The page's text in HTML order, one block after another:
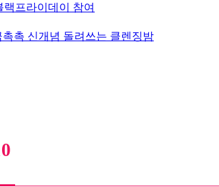
프라이데이 참여
촉 신개념 돌려쓰는 클렌징밤